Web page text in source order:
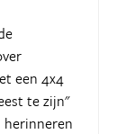
een 4x4
te zijn"
herinneren